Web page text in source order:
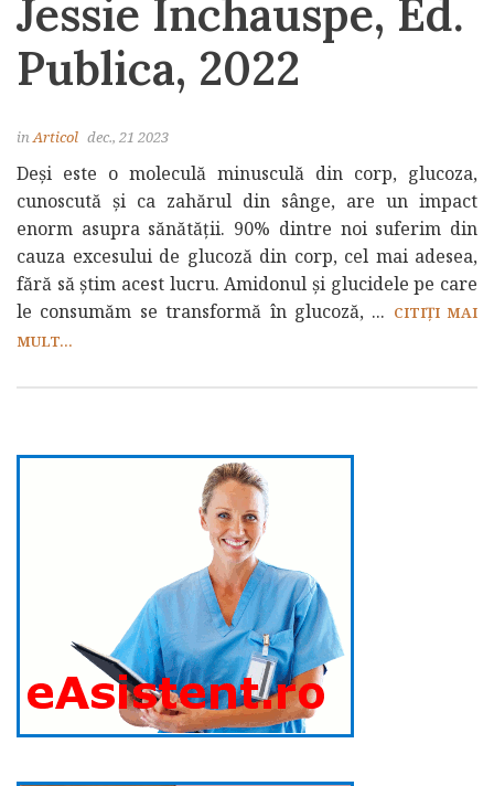
Jessie Inchauspe, Ed.
Publica, 2022
inArticol dec., 21 2023
Deși este o moleculă minusculă din corp, glucoza,
cunoscută și ca zahărul din sânge, are un impact
enorm asupra sănătății. 90% dintre noi suferim din
cauza excesului de glucoză din corp, cel mai adesea,
fără să știm acest lucru. Amidonul și glucidele pe care
le consumăm se transformă în glucoză, ... CITIȚI MAI
MULT...